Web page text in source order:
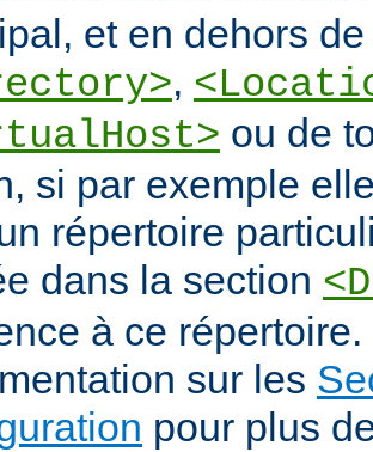
et en dehors
,
ou de
si par exemple
répertoire
dans la section
à ce répertoire.
sur les
pour plus